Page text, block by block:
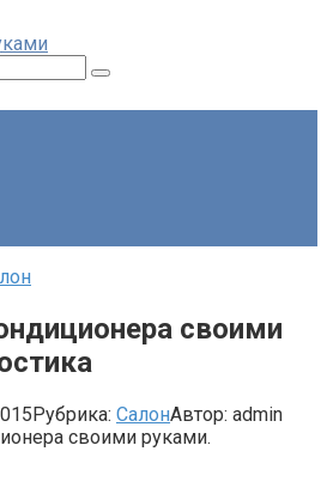
своими
Рубрика: СалонАвтор: admin